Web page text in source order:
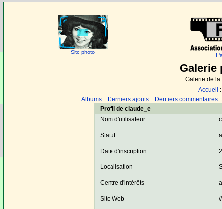
Site photo
Galerie
Galerie de la
Accueil
Albums :: Derniers ajouts :: Derniers commentaires
Profil de claude_e
Nom d'utilisateur
Statut
Date d'inscription
Localisation
Centre d'intérêts
Site Web